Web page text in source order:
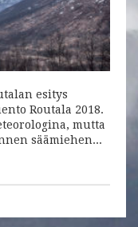
esitys
Routala 2018.
mutta
säämiehen...